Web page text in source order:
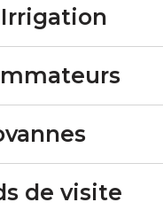
de visite